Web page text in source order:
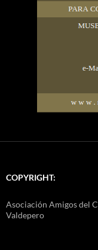
COPYRIGHT:
Asociación Amigos del
Valdepero